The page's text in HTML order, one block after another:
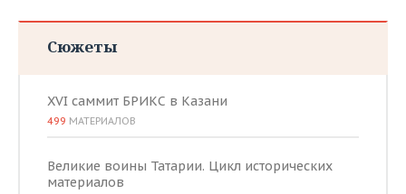
Сюжеты
XVI саммит БРИКС в Казани
499 МАТЕРИАЛОВ
Великие воины Татарии. Цикл исторических
материалов